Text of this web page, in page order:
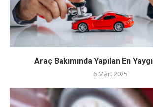
Araç Bakımında Yapılan En
6 Mart 2025